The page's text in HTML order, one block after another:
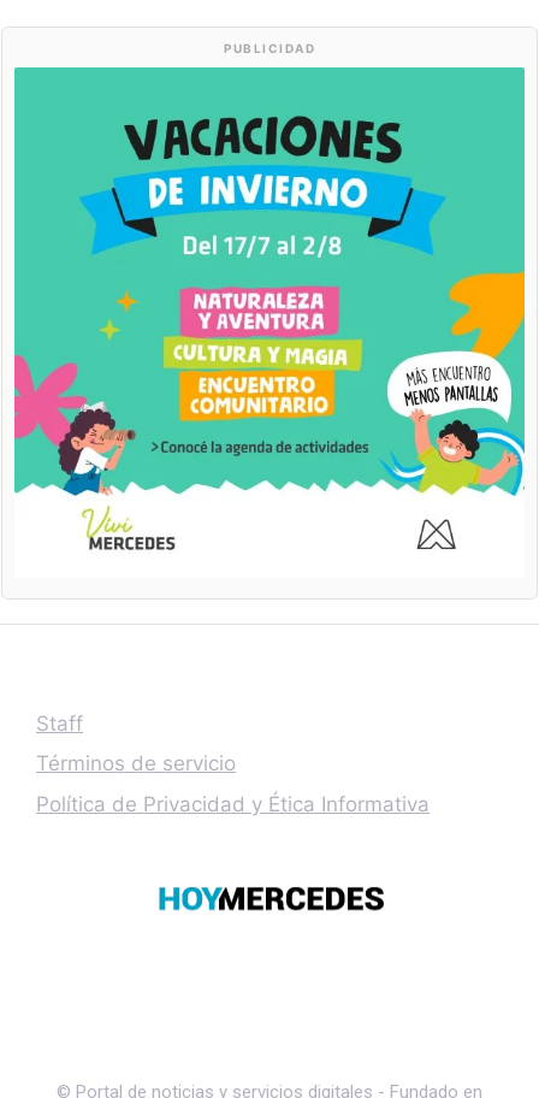
PUBLICIDAD
Staff
Términos de servicio
Política de Privacidad y Ética Informativa
© Portal de noticias y servicios digitales - Fundado en